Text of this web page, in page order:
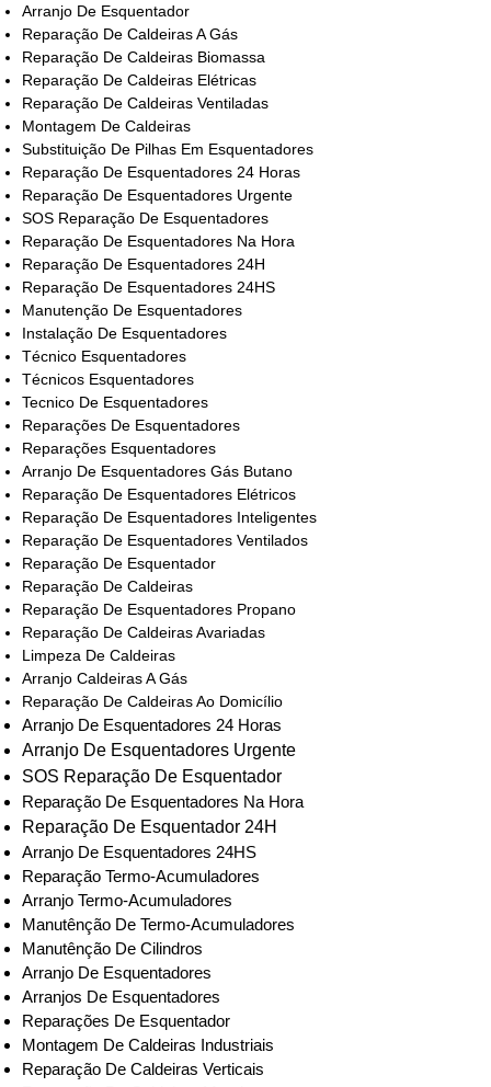
Arranjo De Esquentador
Reparação De Caldeiras A Gás
Reparação De Caldeiras Biomassa
Reparação De Caldeiras Elétricas
Reparação De Caldeiras Ventiladas
Montagem De Caldeiras
Substituição De Pilhas Em Esquentadores
Reparação De Esquentadores 24 Horas
Reparação De Esquentadores Urgente
SOS Reparação De Esquentadores
Reparação De Esquentadores Na Hora
Reparação De Esquentadores 24H
Reparação De Esquentadores 24HS
Manutenção De Esquentadores
Instalação De Esquentadores
Técnico Esquentadores
Técnicos Esquentadores
Tecnico De Esquentadores
Reparações De Esquentadores
Reparações Esquentadores
Arranjo De Esquentadores Gás Butano
Reparação De Esquentadores Elétricos
Reparação De Esquentadores Inteligentes
Reparação De Esquentadores Ventilados
Reparação De Esquentador
Reparação De Caldeiras
Reparação De Esquentadores Propano
Reparação De Caldeiras Avariadas
Limpeza De Caldeiras
Arranjo Caldeiras A Gás
Reparação De Caldeiras Ao Domicílio
Arranjo De Esquentadores 24 Horas
Arranjo De Esquentadores Urgente
SOS Reparação De Esquentador
Reparação De Esquentadores Na Hora
Reparação De Esquentador 24H
Arranjo De Esquentadores 24HS
Reparação Termo-Acumuladores
Arranjo Termo-Acumuladores
Manutênção De Termo-Acumuladores
Manutênção De Cilindros
Arranjo De Esquentadores
Arranjos De Esquentadores
Reparações De Esquentador
Montagem De Caldeiras Industriais
Reparação De Caldeiras Verticais